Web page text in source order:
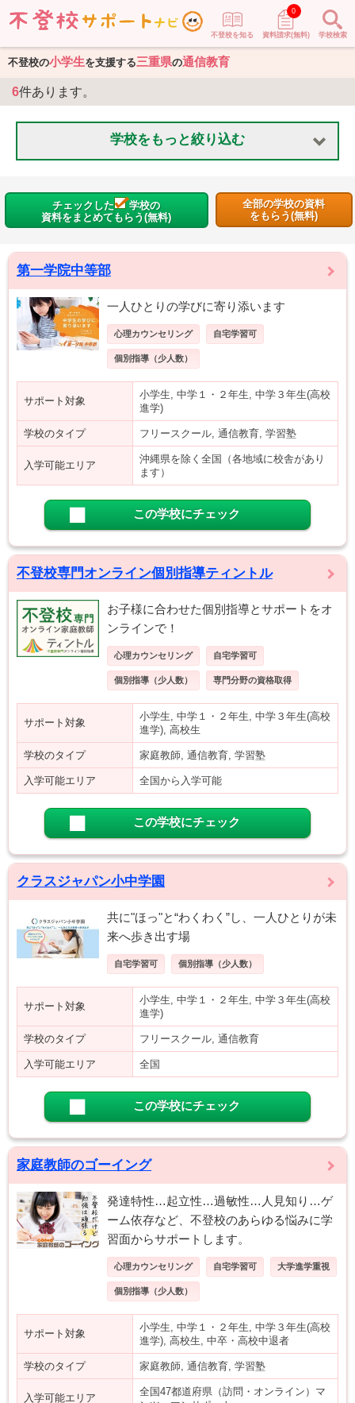
不登校を知る 資料請求(無料)
0
学校検索
不登校の小学生を支援する三重県の通信教育
6件あります。
学校をもっと絞り込む
チェックした
学校の
資料をまとめてもらう(無料)
全部の学校の資料
をもらう(無料)
第一学院中等部
一人ひとりの学びに寄り添います
心理カウンセリング 自宅学習可
個別指導（少人数）
サポート対象
小学生, 中学１・２年生, 中学３年生(高校
進学)
学校のタイプ フリースクール, 通信教育, 学習塾
入学可能エリア
沖縄県を除く全国（各地域に校舎があり
ます）
この学校にチェック
不登校専門オンライン個別指導ティントル
お子様に合わせた個別指導とサポートをオ
ンラインで！
心理カウンセリング 自宅学習可
個別指導（少人数） 専門分野の資格取得
サポート対象
小学生, 中学１・２年生, 中学３年生(高校
進学), 高校生
学校のタイプ 家庭教師, 通信教育, 学習塾
入学可能エリア 全国から入学可能
この学校にチェック
クラスジャパン小中学園
共に"ほっ"と“わくわく”し、一人ひとりが未
来へ歩き出す場
自宅学習可 個別指導（少人数）
サポート対象
小学生, 中学１・２年生, 中学３年生(高校
進学)
学校のタイプ フリースクール, 通信教育
入学可能エリア 全国
この学校にチェック
家庭教師のゴーイング
発達特性…起立性…過敏性…人見知り…ゲ
ーム依存など、不登校のあらゆる悩みに学
習面からサポートします。
心理カウンセリング 自宅学習可 大学進学重視
個別指導（少人数）
サポート対象
小学生, 中学１・２年生, 中学３年生(高校
進学), 高校生, 中卒・高校中退者
学校のタイプ 家庭教師, 通信教育, 学習塾
入学可能エリア
全国47都道府県（訪問・オンライン）マ